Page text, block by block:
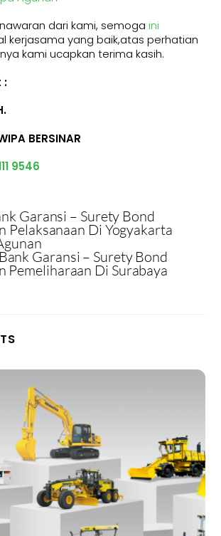
dari kami, semogaini
kerjasama yang baik,atas perhatian
kami ucapkan terima kasih.
:
BERSINAR
9546
Garansi – Surety Bond
Pelaksanaan Di Yogyakarta
Garansi – Surety Bond
Pemeliharaan Di Surabaya